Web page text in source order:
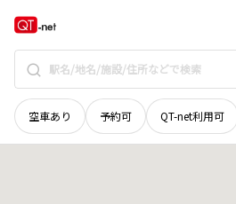
空車あり 予約可 QT-net利用可
茨城県